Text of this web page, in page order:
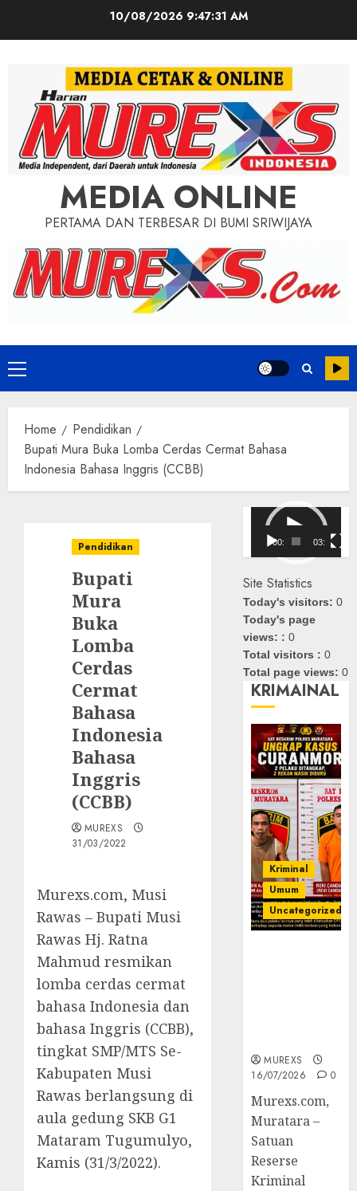
10/08/2026 9:47:33 AM
MEDIA ONLINE
PERTAMA DAN TERBESAR DI BUMI SRIWIJAYA
Primary
Menu
Home
Pendidikan
Bupati Mura Buka Lomba Cerdas Cermat Bahasa
Indonesia Bahasa Inggris (CCBB)
Pendidikan
Bupati
Mura
Buka
Lomba
Cerdas
Cermat
Bahasa
Indonesia
Bahasa
Inggris
(CCBB)
MUREXS
31/03/2022
Murexs.com, Musi
Rawas – Bupati Musi
Rawas Hj. Ratna
Mahmud resmikan
lomba cerdas cermat
bahasa Indonesia dan
bahasa Inggris (CCBB),
tingkat SMP/MTS Se-
Kabupaten Musi
Rawas berlangsung di
aula gedung SKB G1
Mataram Tugumulyo,
Kamis (31/3/2022).
Pemutar
Video
00:00 03:08
Site Statistics
Today's visitors:0
Today's page
views: :0
Total visitors :0
Total page views:0
KRIMAINAL
Kriminal
Umum
Uncategorized
MUREXS
16/07/2026
0
Murexs.com,
Muratara –
Satuan
Reserse
Kriminal